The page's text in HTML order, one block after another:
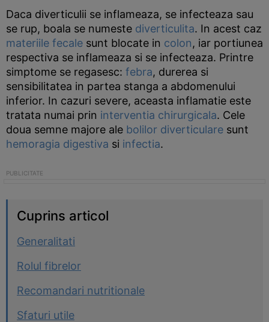
Daca diverticulii se inflameaza, se infecteaza sau
se rup, boala se numeste diverticulita. In acest caz
materiile fecale sunt blocate in colon, iar portiunea
respectiva se inflameaza si se infecteaza. Printre
simptome se regasesc: febra, durerea si
sensibilitatea in partea stanga a abdomenului
inferior. In cazuri severe, aceasta inflamatie este
tratata numai prin interventia chirurgicala. Cele
doua semne majore ale bolilor diverticulare sunt
hemoragia digestiva si infectia.
Cuprins articol
Generalitati
Rolul fibrelor
Recomandari nutritionale
Sfaturi utile